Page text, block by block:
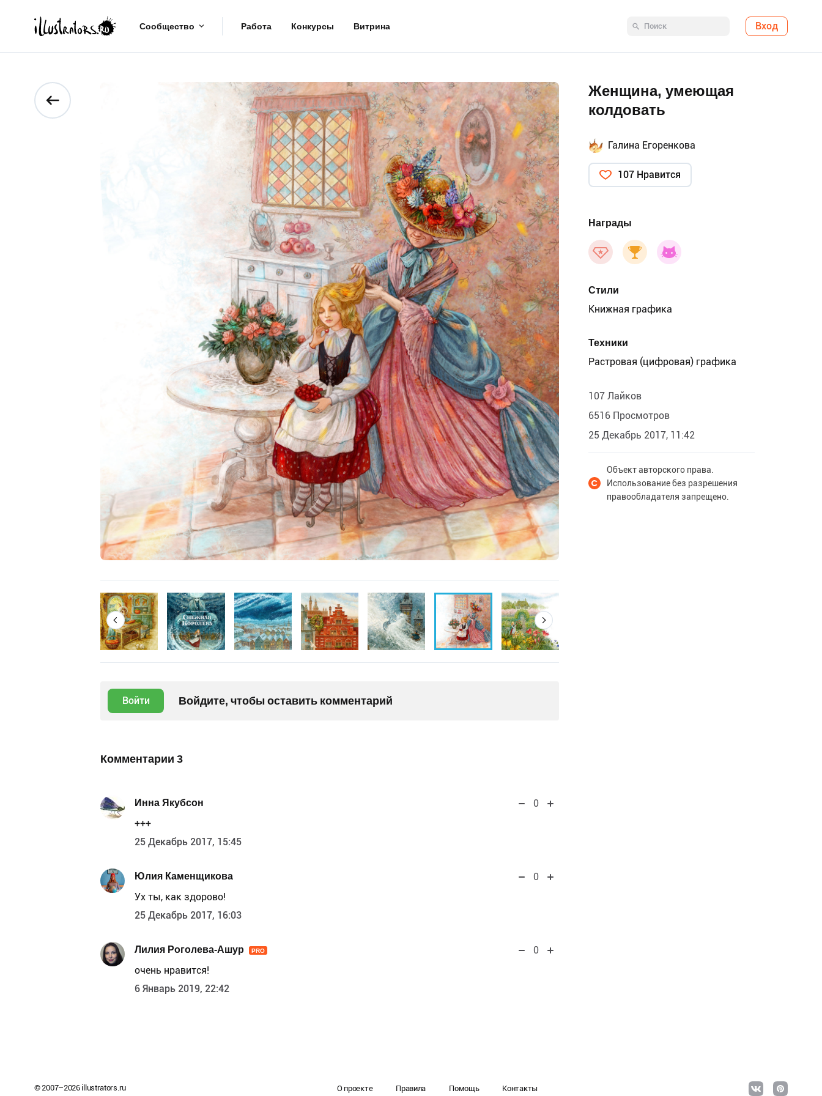
Сообщество Работа Конкурсы Витрина Вход
Войти Войдите, чтобы оставить комментарий
Комментарии 3
Инна Якубсон
0
+++
25 Декабрь 2017, 15:45
Юлия Каменщикова
0
Ух ты, как здорово!
25 Декабрь 2017, 16:03
Лилия Роголева-Ашур PRO
0
очень нравится!
6 Январь 2019, 22:42
Женщина, умеющая
колдовать
Галина Егоренкова
107 Нравится
Награды
Стили
Книжная графика
Техники
Растровая (цифровая) графика
107 Лайков
6516 Просмотров
25 Декабрь 2017, 11:42
Объект авторского права.
Использование без разрешения
правообладателя запрещено.
© 2007–2026illustrators.ru О проекте Правила Помощь Контакты